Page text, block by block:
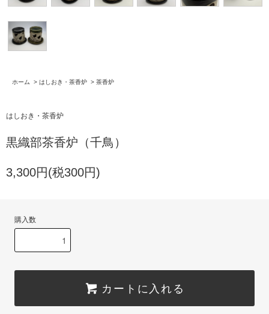
ホーム > はしおき・茶香炉 > 茶香炉
はしおき・茶香炉
黒織部茶香炉（千鳥）
3,300円(税300円)
購入数
カートに入れる